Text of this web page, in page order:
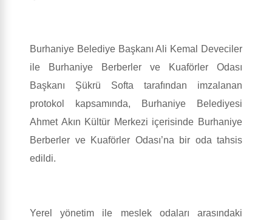
Burhaniye Belediye Başkanı Ali Kemal Deveciler
ile Burhaniye Berberler ve Kuaförler Odası
Başkanı Şükrü Softa tarafından imzalanan
protokol kapsamında, Burhaniye Belediyesi
Ahmet Akın Kültür Merkezi içerisinde Burhaniye
Berberler ve Kuaförler Odası’na bir oda tahsis
edildi.
Yerel yönetim ile meslek odaları arasındaki